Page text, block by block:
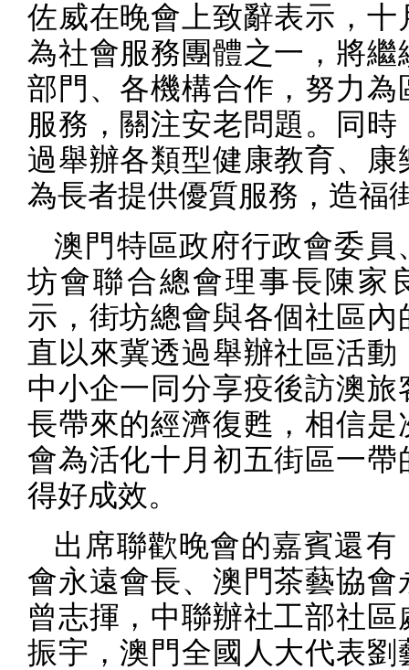
佐威在晚會上致辭表示，十
為社會服務團體之一，將繼
部門、各機構合作，努力為
服務，關注安老問題。同時
過舉辦各類型健康教育、康
為長者提供優質服務，造福
澳門特區政府行政會委員
坊會聯合總會理事長陳家
示，街坊總會與各個社區內
直以來冀透過舉辦社區活動
中小企一同分享疫後訪澳旅
長帶來的經濟復甦，相信是
會為活化十月初五街區一帶
得好成效。
出席聯歡晚會的嘉賓還有
會永遠會長、澳門茶藝協會
曾志揮，中聯辦社工部社區
振宇，澳門全國人大代表劉